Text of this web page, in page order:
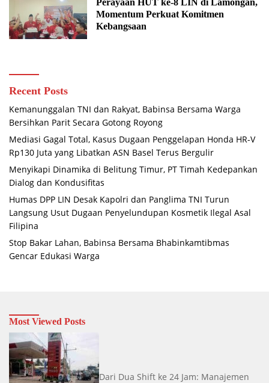
Momentum Perkuat Komitmen
Kebangsaan
Recent Posts
Kemanunggalan TNI dan Rakyat, Babinsa Bersama Warga
Bersihkan Parit Secara Gotong Royong
Mediasi Gagal Total, Kasus Dugaan Penggelapan Honda HR-V
Rp130 Juta yang Libatkan ASN Basel Terus Bergulir
Menyikapi Dinamika di Belitung Timur, PT Timah Kedepankan
Dialog dan Kondusifitas
Humas DPP LIN Desak Kapolri dan Panglima TNI Turun
Langsung Usut Dugaan Penyelundupan Kosmetik Ilegal Asal
Filipina
Stop Bakar Lahan, Babinsa Bersama Bhabinkamtibmas
Gencar Edukasi Warga
Most Viewed Posts
Dari Dua Shift ke 24 Jam: Manajemen